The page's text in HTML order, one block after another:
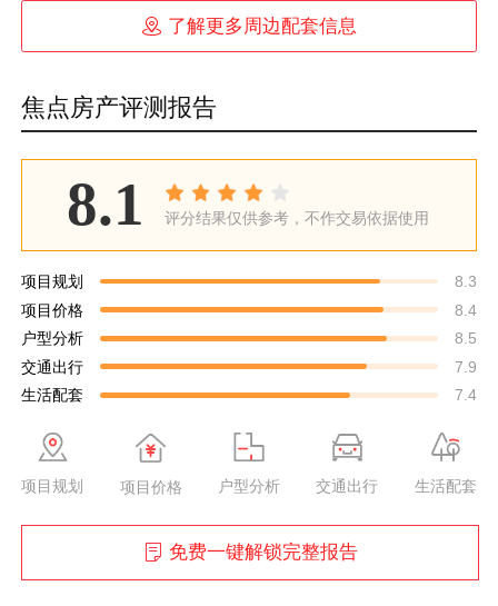
 了解更多周边配套信息
焦点房产评测报告
8.1 评分结果仅供参考，不作交易依据使用
项目规划
8.3
项目价格
8.4
户型分析
8.5
交通出行
7.9
生活配套
7.4
项目规划 项目价格 户型分析 交通出行 生活配套
免费一键解锁完整报告